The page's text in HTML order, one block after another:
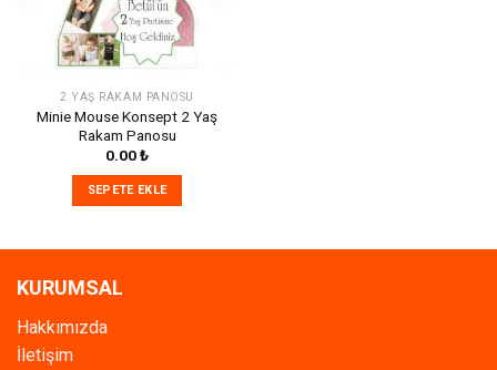
2 YAŞ RAKAM PANOSU
Minie Mouse Konsept 2 Yaş
Rakam Panosu
0.00₺
SEPETE EKLE
KURUMSAL
Hakkımızda
İletişim